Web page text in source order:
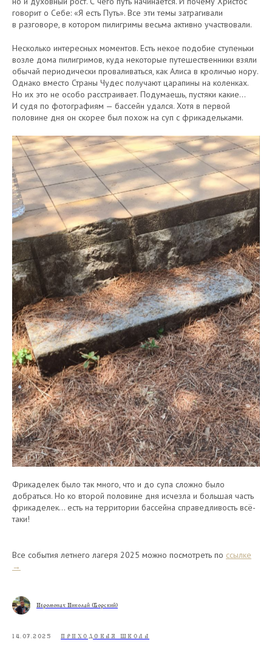
говорит о Себе: «Я есть Путь». Все эти темы затрагивали
в разговоре, в котором пилигримы весьма активно участвовали.
Несколько интересных моментов. Есть некое подобие ступеньки
возле дома пилигримов, куда некоторые путешественники взяли
обычай периодически проваливаться, как Алиса в кроличью нору.
Однако вместо Страны Чудес получают царапины на коленках.
Но их это не особо расстраивает. Подумаешь, пустяки какие…
И судя по фотографиям — бассейн удался. Хотя в первой
половине дня он скорее был похож на суп с фрикадельками.
Фрикаделек было так много, что и до супа сложно было
добраться. Но ко второй половине дня исчезла и большая часть
фрикаделек… есть на территории бассейна справедливость всё-
таки!
Все события летнего лагеря 2025 можно посмотреть по ссылке
→
Иеромонах Николай (Борский)
14.07.2025 ПРИХОДСКАЯ ШКОЛА